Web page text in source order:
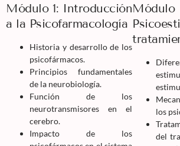
Módulo 1: Introducción
a la Psicofarmacología
Historia y desarrollo de los
psicofármacos.
Principios fundamentales
de la neurobiología.
Función de los
neurotransmisores en el
cerebro.
Impacto de los
los
del